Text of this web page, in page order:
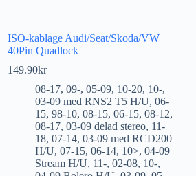
ISO-kablage Audi/Seat/Skoda/VW
40Pin Quadlock
149.90kr
08-17, 09-, 05-09, 10-20, 10-,
03-09 med RNS2 T5 H/U, 06-
15, 98-10, 08-15, 06-15, 08-12,
08-17, 03-09 delad stereo, 11-
18, 07-14, 03-09 med RCD200
H/U, 07-15, 06-14, 10>, 04-09
Stream H/U, 11-, 02-08, 10-,